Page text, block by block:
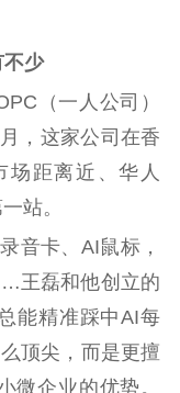
不少
（一人公司）
，这家公司在香
距离近、华人
站。
卡、AI鼠标，
王磊和他创立的
能精准踩中AI每
顶尖，而是更擅
微企业的优势。